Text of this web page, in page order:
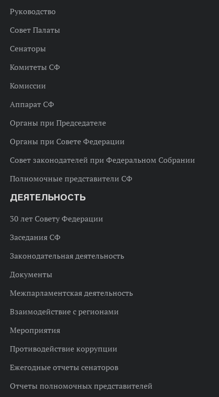
Руководство
Совет Палаты
Сенаторы
Комитеты СФ
Комиссии
Аппарат СФ
Органы при Председателе
Органы при Совете Федерации
Совет законодателей при Федеральном Собрании
Полномочные представители СФ
ДЕЯТЕЛЬНОСТЬ
30 лет Совету Федерации
Заседания СФ
Законодательная деятельность
Документы
Межпарламентская деятельность
Взаимодействие с регионами
Мероприятия
Противодействие коррупции
Ежегодные отчеты сенаторов
Отчеты полномочных представителей